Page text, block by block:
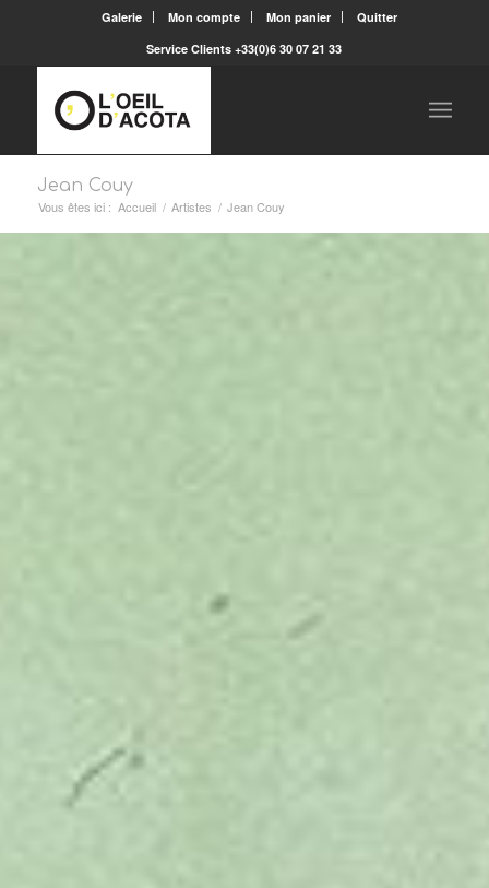
Galerie Mon compte Mon panier
Quitter
Service Clients +33(0)6 30 07 21 33
Jean Couy
Vous êtes ici : Accueil / Artistes / Jean Couy